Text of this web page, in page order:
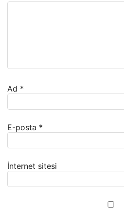
Ad *
E-posta *
İnternet sitesi